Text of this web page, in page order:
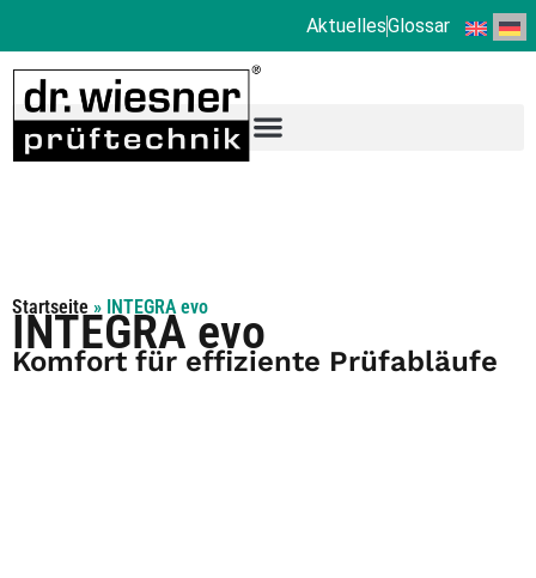
AktuellesGlossar
Startseite » INTEGRA evo
INTEGRA evo
Komfort für effiziente Prüfabläufe